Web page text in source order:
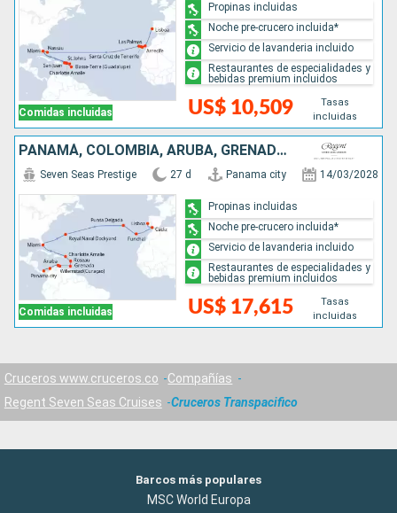
Comidas incluidas US$ 10,509
Tasas
incluidas
Propinas incluidas
Noche pre-crucero incluida*
Servicio de lavanderia incluido
Restaurantes de especialidades y
bebidas premium incluidos
PANAMÁ, COLOMBIA, ARUBA, GRENADA, DOMINICA, ESTADOS UNIDOS, REINO UNIDO, PORTUGAL, ESPAÑA
Comidas incluidas
Seven Seas Prestige 27 d Panama city 14/03/2028
US$ 17,615
Tasas
incluidas
Propinas incluidas
Noche pre-crucero incluida*
Servicio de lavanderia incluido
Restaurantes de especialidades y
bebidas premium incluidos
Cruceros www.cruceros.co
Compañías
Regent Seven Seas Cruises
Cruceros Transpacifico
Barcos más populares
MSC World Europa